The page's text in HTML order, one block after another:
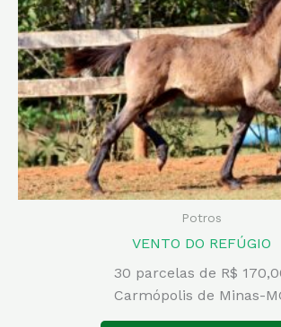
Potros
VENTO DO REFÚGIO
30 parcelas de R$
Carmópolis de Minas-